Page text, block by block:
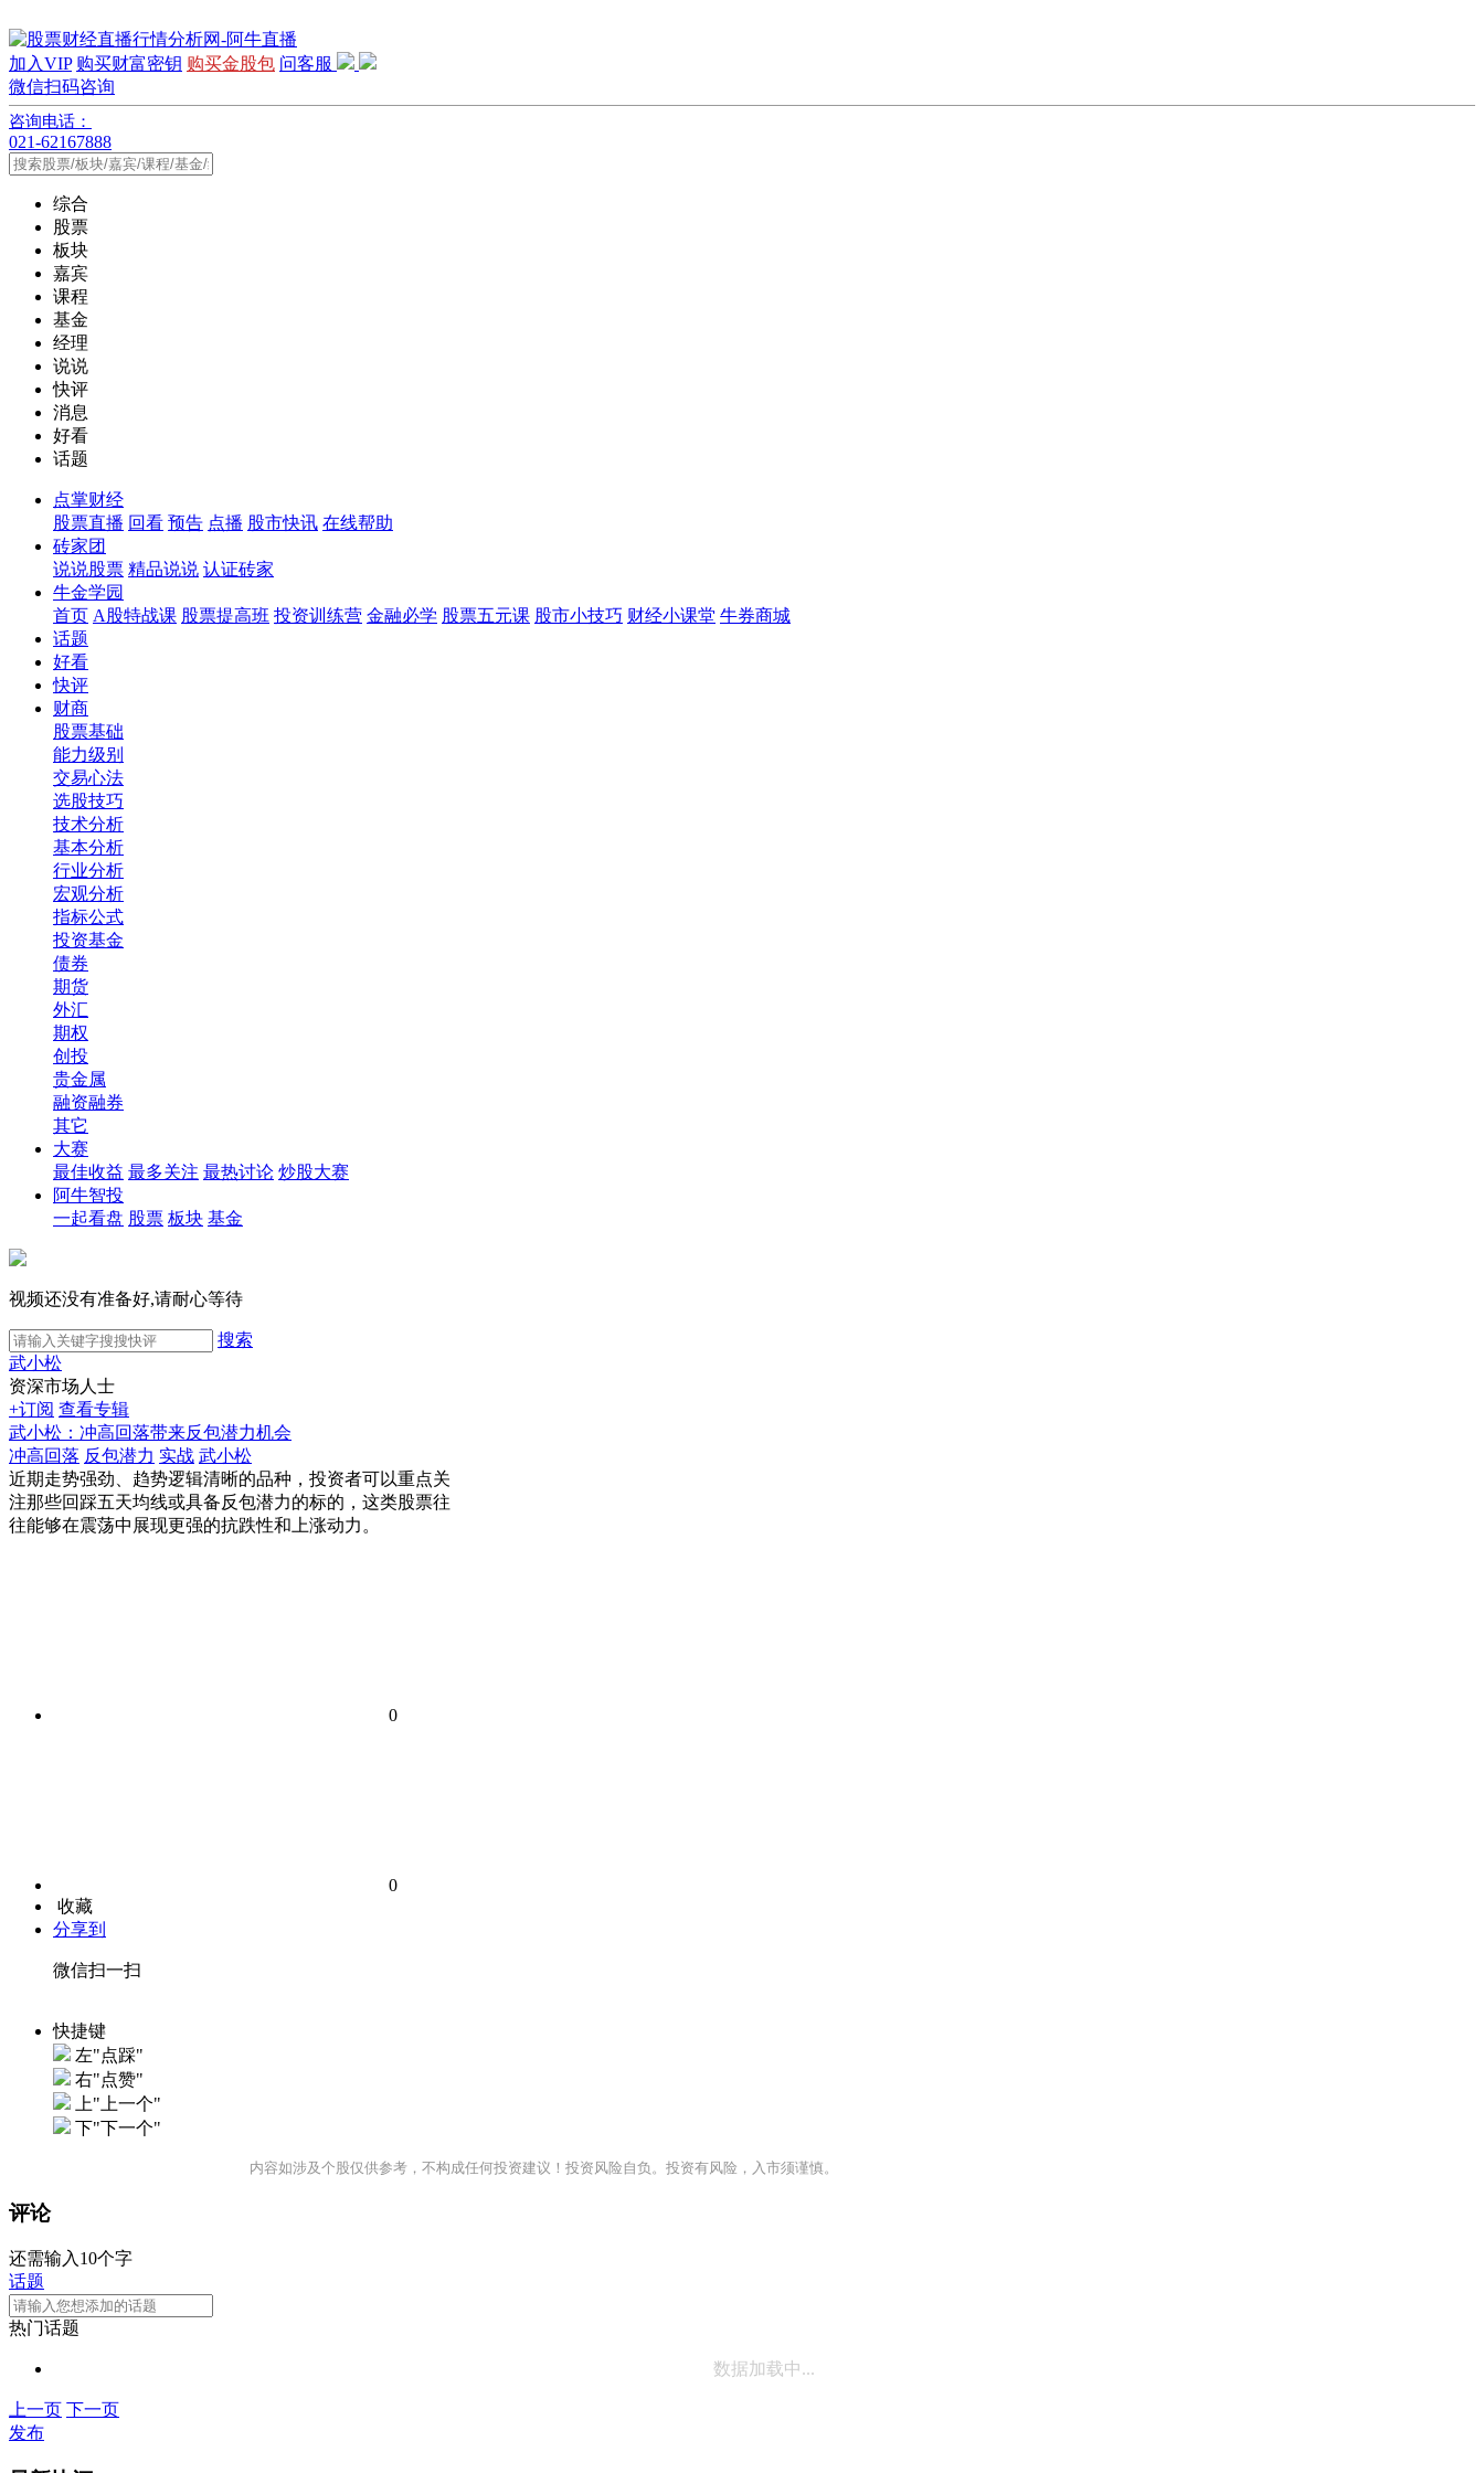
加入VIP 购买财富密钥 购买金股包 问客服
微信扫码咨询
咨询电话：
021-62167888
综合
股票
板块
嘉宾
课程
基金
经理
说说
快评
消息
好看
话题
点掌财经
股票直播 回看 预告 点播 股市快讯 在线帮助
砖家团
说说股票 精品说说 认证砖家
牛金学园
首页 A股特战课 股票提高班 投资训练营 金融必学 股票五元课 股市小技巧 财经小课堂 牛券商城
话题
好看
快评
财商
股票基础
能力级别
交易心法
选股技巧
技术分析
基本分析
行业分析
宏观分析
指标公式
投资基金
债券
期货
外汇
期权
创投
贵金属
融资融券
其它
大赛
最佳收益 最多关注 最热讨论 炒股大赛
阿牛智投
一起看盘 股票 板块 基金
视频还没有准备好,请耐心等待
搜索
武小松
资深市场人士
+订阅 查看专辑
武小松：冲高回落带来反包潜力机会
冲高回落 反包潜力 实战 武小松
近期走势强劲、趋势逻辑清晰的品种，投资者可以重点关
注那些回踩五天均线或具备反包潜力的标的，这类股票往
往能够在震荡中展现更强的抗跌性和上涨动力。
0
0
收藏
分享到
微信扫一扫
快捷键
左"点踩"
右"点赞"
上"上一个"
下"下一个"
内容如涉及个股仅供参考，不构成任何投资建议！投资风险自负。投资有风险，入市须谨慎。
评论
还需输入10个字
话题
热门话题
数据加载中...
上一页 下一页
发布